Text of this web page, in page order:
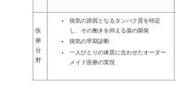
医
療
分
野
病気の原因となるタンパク質を特定
し、その働きを抑える薬の開発
病気の早期診断
一人ひとりの体質に合わせたオーダー
メイド医療の実現